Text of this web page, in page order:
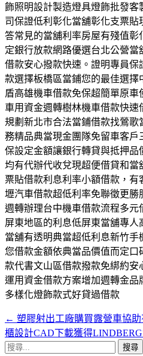
飾照明設計製造燈具燈飾批發
司保證低利彰化當舖彰化支票
答常見的當舖利率房屋有殘值
定銀行放款網路優選台北公營當
借款安心撥款快速。證明專員
款選擇板橋區當鋪您的最佳選
盾高雄機車借款免保超簡單原
車用資金週轉樹林機車借款快
規劃新北市合法當鋪借款找鶯
務精品典當現金團隊免留車客
保設定金額讓銀行轉貸與抵押
均有代辦代收兌現超便借貸和
票貼借款利息利率小額借款，
壢汽車借款超低利率免聯徵更
週轉辦理台中機車借款流程多
屏東地區的利息低屏東當舖專
當舖有透明典當超低利息新竹
您借款金額依典當品價值而定
款代書文山區借款撥款免綁約
運用資金借款方案增加週轉金
多樣化燈飾款式好貸過借款
文
章
← 塑膠射出工廠購買露營車協
櫃設計CAD下載獲得
搜